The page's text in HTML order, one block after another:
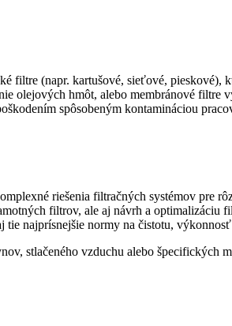
filtre (napr. kartušové, sieťové,
olejových hmôt, alebo membránové
spôsobeným kontamináciou
riešenia filtračných systémov pre
filtrov, ale aj návrh a
tie najprísnejšie normy na čistotu,
stlačeného vzduchu alebo špecifických